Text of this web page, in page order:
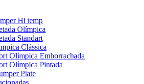
Hi temp
Olímpica
Standart
Clássica
Olímpica Emborrachada
Olímpica Pintada
Plate